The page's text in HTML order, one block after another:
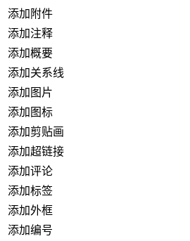
添加附件
添加注释
添加概要
添加关系线
添加图片
添加图标
添加剪贴画
添加超链接
添加评论
添加标签
添加外框
添加编号